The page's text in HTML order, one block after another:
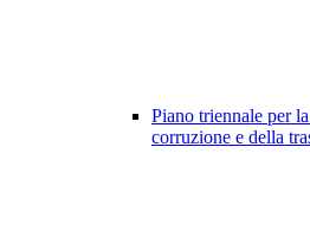
Piano triennale per
corruzione e della